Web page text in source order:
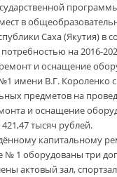
в
Саха (Якутия) в
на 2016-
и оснащение
имени В.Г. Короленко
предметов на
и оснащение
тысяч рублей.
капитальному
№ 1 оборудованы три
актовый зал,